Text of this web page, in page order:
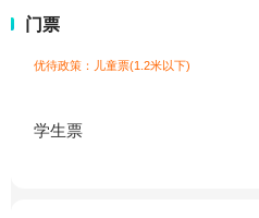
门票
优待政策：儿童票(1.2米以下)
学生票